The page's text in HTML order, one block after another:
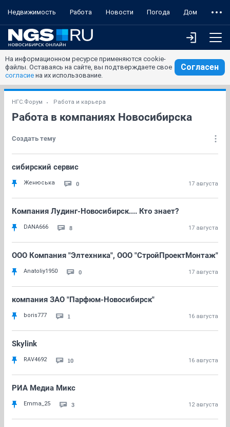
Недвижимость Работа Новости Погода Дом
На информационном ресурсе применяются cookie-
файлы. Оставаясь на сайте, вы подтверждаете свое
согласие на их использование.
Согласен
НГС.Форум Работа и карьера
Работа в компаниях Новосибирска
Создать тему
сибирский сервис
Женюська 0 17 августа
Компания Лудинг-Новосибирск.... Кто знает?
DANA666 8 17 августа
ООО Компания "Элтехника", ООО "СтройПроектМонтаж"
Anatoliy1950 0 17 августа
компания ЗАО "Парфюм-Новосибирск"
boris777 1 16 августа
Skylink
RAV4692 10 16 августа
РИА Медиа Микс
Emma_25 3 12 августа